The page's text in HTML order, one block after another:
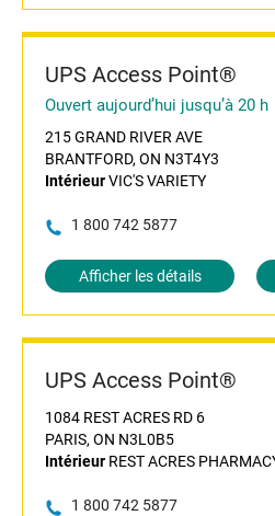
UPS Access Point®
Ouvert aujourd’hui jusqu’à 20 h
215 GRAND RIVER AVE
BRANTFORD, ON N3T4Y3
IntérieurVIC'S VARIETY
1 800 742 5877
Afficher les détails
UPS Access Point®
1084 REST ACRES RD 6
PARIS, ON N3L0B5
Intérieur REST ACRES
1 800 742 5877